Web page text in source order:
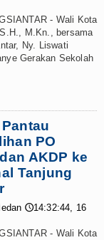
Karena
9 Agustus
Minggu 9
- Wali Kota
M.Kn., bersama
Ny. Liswati
Gerakan Sekolah
PO
AKDP ke
Tanjung
🕔14:32:44, 16
- Wali Kota